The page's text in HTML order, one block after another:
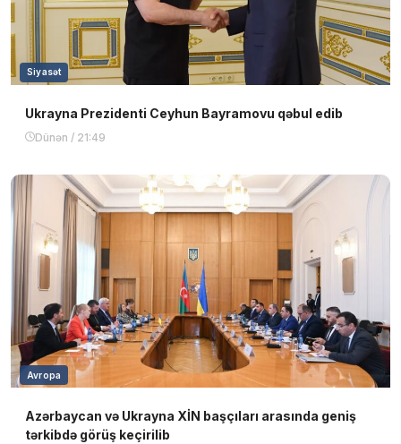
Siyasət
Ukrayna Prezidenti Ceyhun Bayramovu qəbul edib
Dünən / 21:49
Avropa
Azərbaycan və Ukrayna XİN başçıları arasında geniş
tərkibdə görüş keçirilib